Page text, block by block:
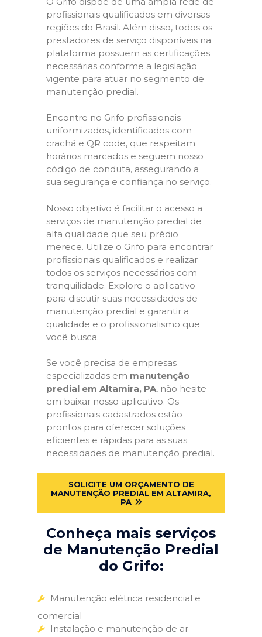
profissionais qualificados em diversas
regiões do Brasil. Além disso, todos os
prestadores de serviço disponíveis na
plataforma possuem as certificações
necessárias conforme a legislação
vigente para atuar no segmento de
manutenção predial.
Encontre no Grifo profissionais
uniformizados, identificados com
crachá e QR code, que respeitam
horários marcados e seguem nosso
código de conduta, assegurando a
sua segurança e confiança no serviço.
Nosso objetivo é facilitar o acesso a
serviços de manutenção predial de
alta qualidade que seu prédio
merece. Utilize o Grifo para encontrar
profissionais qualificados e realizar
todos os serviços necessários com
tranquilidade. Explore o aplicativo
para discutir suas necessidades de
manutenção predial e garantir a
qualidade e o profissionalismo que
você busca.
Se você precisa de empresas
especializadas em manutenção
predial em Altamira, PA, não hesite
em baixar nosso aplicativo. Os
profissionais cadastrados estão
prontos para oferecer soluções
eficientes e rápidas para as suas
necessidades de manutenção predial.
SOLICITE UM ORÇAMENTO DE
MANUTENÇÃO PREDIAL EM ALTAMIRA,
PA
Conheça mais serviços
de Manutenção Predial
do Grifo:
Manutenção elétrica residencial e
comercial
Instalação e manutenção de ar